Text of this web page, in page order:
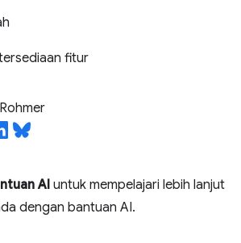
fitur
AIuntuk mempelajari lebih lanjut
dengan bantuan AI.